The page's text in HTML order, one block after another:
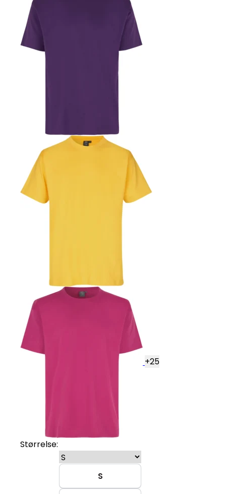
+25
Størrelse:
S